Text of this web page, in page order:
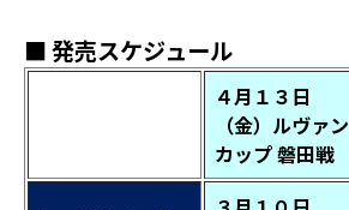
■ 発売スケジュール
４月１３日
（金）ルヴァン
カップ 磐田戦